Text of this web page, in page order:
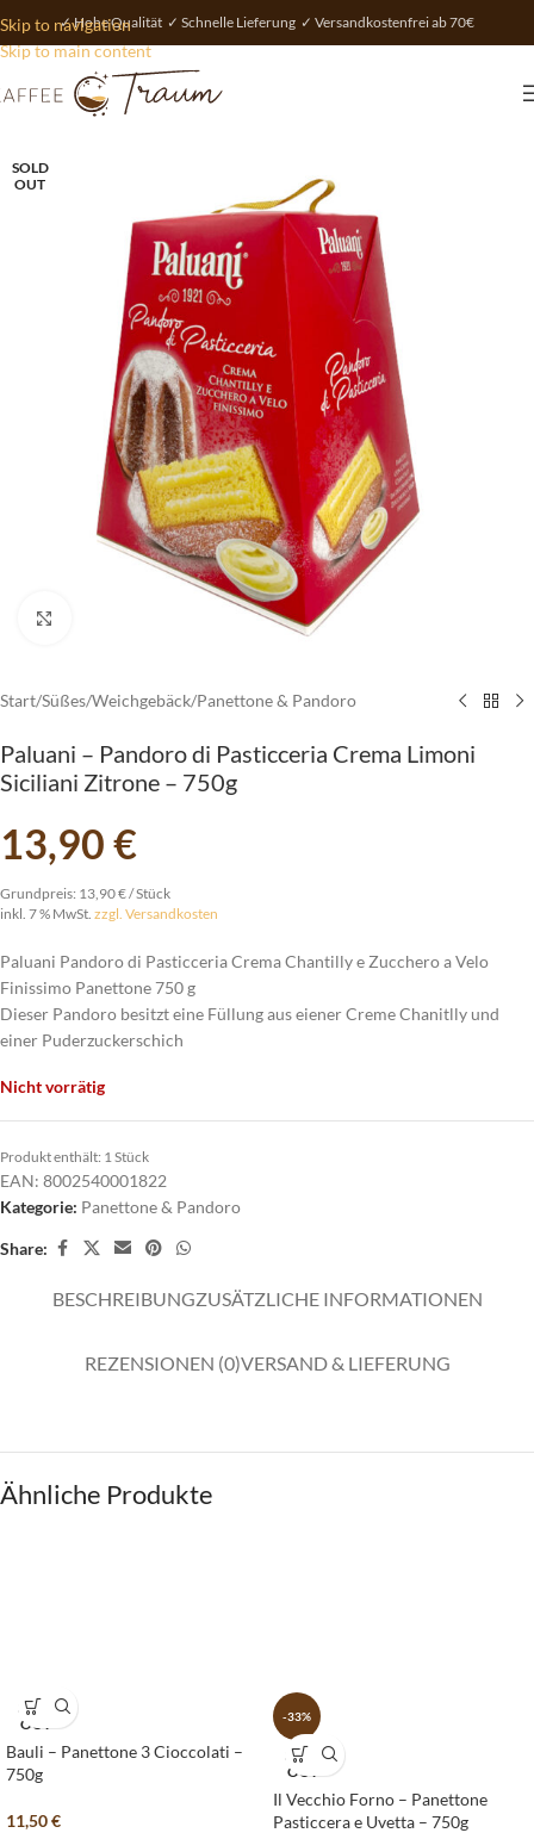
Skip to navigation
Skip to main content
✓ Hohe Qualität ✓ Schnelle Lieferung ✓ Versandkostenfrei ab 70€
SOLD
OUT
Start/Süßes/Weichgebäck/Panettone & Pandoro
Paluani – Pandoro di Pasticceria Crema Limoni
Siciliani Zitrone – 750g
13,90€
Grundpreis: 13,90€/Stück
inkl. 7 % MwSt. zzgl. Versandkosten
Paluani Pandoro di Pasticceria Crema Chantilly e Zucchero a Velo
Finissimo Panettone 750 g
Dieser Pandoro besitzt eine Füllung aus eiener Creme Chanitlly und
einer Puderzuckerschich
Nicht vorrätig
Produkt enthält: 1Stück
EAN: 8002540001822
Kategorie: Panettone & Pandoro
Share:
BESCHREIBUNGZUSÄTZLICHE INFORMATIONEN
REZENSIONEN (0)VERSAND & LIEFERUNG
Ähnliche Produkte
SOLD
OUT
Bauli – Panettone 3 Cioccolati –
750g
11,50€
-33%
SOLD
OUT
Il Vecchio Forno – Panettone
Pasticcera e Uvetta – 750g